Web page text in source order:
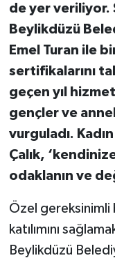
de yer veriliyor.
Beylikdüzü
Emel Turan ile
sertifikalarını
geçen yıl
gençler ve
vurguladı.
Çalık,
odaklanın ve
Özel gereksinimli
katılımını
Beylikdüzü